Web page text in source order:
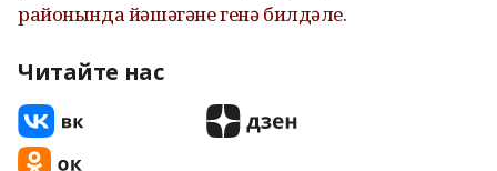
районында йәшәгәне генә билдәле.
Читайте нас